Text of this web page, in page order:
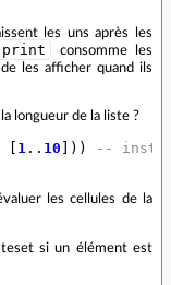
les uns après les
print
consomme les
les afficher quand ils
longueur de la liste ?
1 .. 10 ]))
--
les cellules de la
si un élément est